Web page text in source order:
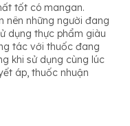
tốt có mangan.
nên những người đang
dụng thực phẩm giàu
tác với thuốc đang
khi sử dụng cùng lúc
áp, thuốc nhuận